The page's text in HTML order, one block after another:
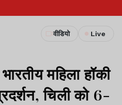
वीडियो Live
महिला हॉकी
चिली को 6-